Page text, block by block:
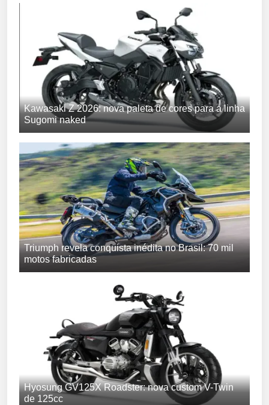
Kawasaki Z 2026: nova paleta de cores para a linha
Sugomi naked
Triumph revela conquista inédita no Brasil: 70 mil
motos fabricadas
Hyosung GV125X Roadster: nova custom V-Twin
de 125cc